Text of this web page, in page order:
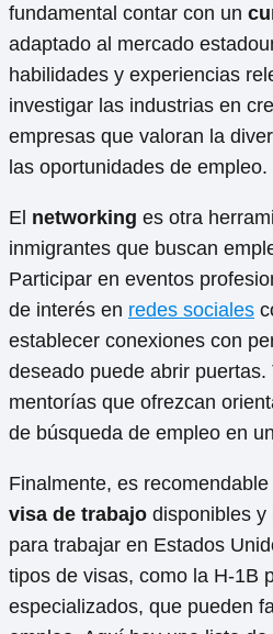
fundamental contar con un
adaptado al mercado
habilidades y experiencias
investigar las industrias en
empresas que valoran la
las oportunidades de empleo.
El networking es otra
inmigrantes que buscan
Participar en eventos
de interés en redes sociales
establecer conexiones con
deseado puede abrir
mentorías que ofrezcan
de búsqueda de empleo en
Finalmente, es
visa de trabajo disponibles y
para trabajar en Estados
tipos de visas, como la H-1B
especializados, que pueden